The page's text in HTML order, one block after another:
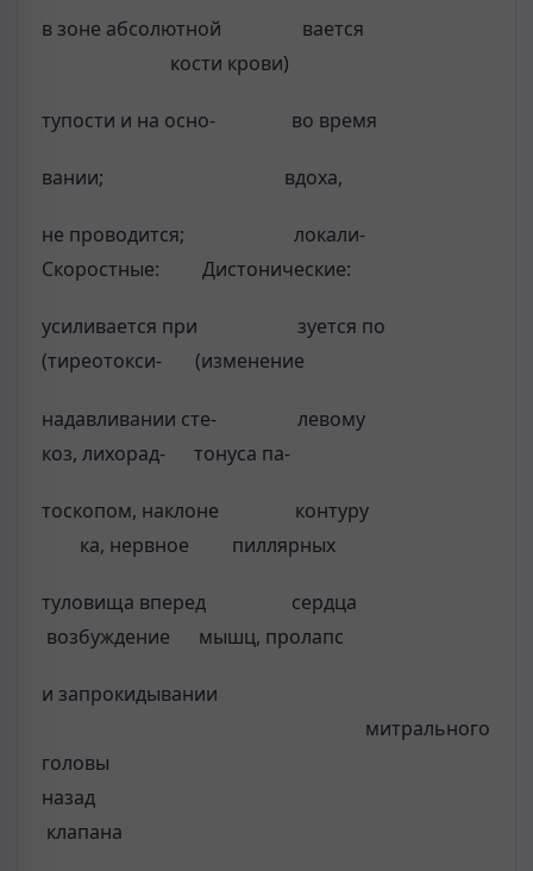
в зоне абсолютной вается
кости крови)
тупости и на осно- во время
вании; вдоха,
не проводится; локали-
Скоростные: Дистонические:
усиливается при зуется по
(тиреотокси- (изменение
надавливании сте- левому
коз, лихорад- тонуса па-
тоскопом, наклоне контуру
ка, нервное пиллярных
туловища вперед сердца
возбуждение мышц, пролапс
и запрокидывании
головы
назад
клапана